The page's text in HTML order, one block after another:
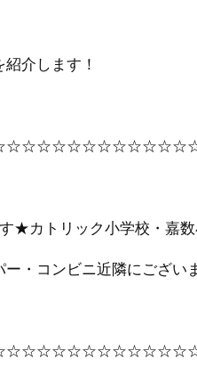
介します！
★カトリック小学校・嘉
・コンビニ近隣にござい